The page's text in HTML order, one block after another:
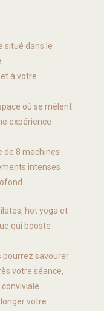
situé dans le
à votre
où se mêlent
expérience
de 8 machines
intenses
hot yoga et
qui booste
pourrez savourer
votre séance,
votre